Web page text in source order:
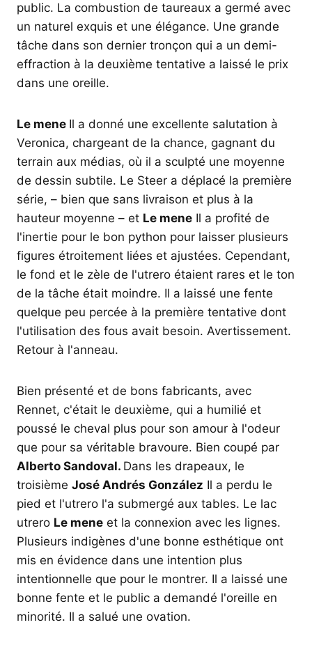
public. La combustion de taureaux a germé avec
un naturel exquis et une élégance. Une grande
tâche dans son dernier tronçon qui a un demi-
effraction à la deuxième tentative a laissé le prix
dans une oreille.
Le mene Il a donné une excellente salutation à
Veronica, chargeant de la chance, gagnant du
terrain aux médias, où il a sculpté une moyenne
de dessin subtile. Le Steer a déplacé la première
série, – bien que sans livraison et plus à la
hauteur moyenne – et Le mene Il a profité de
l'inertie pour le bon python pour laisser plusieurs
figures étroitement liées et ajustées. Cependant,
le fond et le zèle de l'utrero étaient rares et le ton
de la tâche était moindre. Il a laissé une fente
quelque peu percée à la première tentative dont
l'utilisation des fous avait besoin. Avertissement.
Retour à l'anneau.
Bien présenté et de bons fabricants, avec
Rennet, c'était le deuxième, qui a humilié et
poussé le cheval plus pour son amour à l'odeur
que pour sa véritable bravoure. Bien coupé par
Alberto Sandoval. Dans les drapeaux, le
troisième José Andrés González Il a perdu le
pied et l'utrero l'a submergé aux tables. Le lac
utrero Le mene et la connexion avec les lignes.
Plusieurs indigènes d'une bonne esthétique ont
mis en évidence dans une intention plus
intentionnelle que pour le montrer. Il a laissé une
bonne fente et le public a demandé l'oreille en
minorité. Il a salué une ovation.